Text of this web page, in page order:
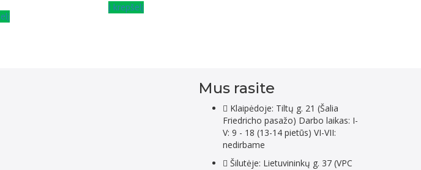
Į krepšelį
Mus rasite
Klaipėdoje: Tiltų g. 21 (Šalia
Friedricho pasažo) Darbo laikas: I-
V: 9 - 18 (13-14 pietūs) VI-VII:
nedirbame
Šilutėje: Lietuvininkų g. 37 (VPC